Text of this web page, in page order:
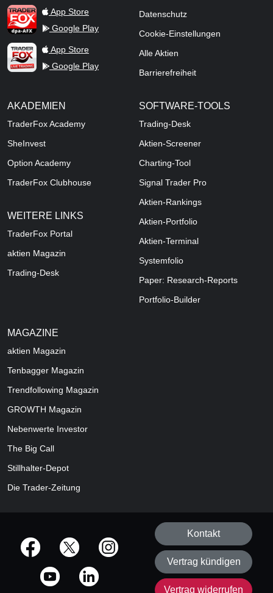
TraderFox dpa-AFX ProFeed
App Store
Google Play
TraderFox Live Trading
App Store
Google Play
Datenschutz
Cookie-Einstellungen
Alle Aktien
Barrierefreiheit
AKADEMIEN
TraderFox Academy
SheInvest
Option Academy
TraderFox Clubhouse
WEITERE LINKS
TraderFox Portal
aktien Magazin
Trading-Desk
SOFTWARE-TOOLS
Trading-Desk
Aktien-Screener
Charting-Tool
Signal Trader Pro
Aktien-Rankings
Aktien-Portfolio
Aktien-Terminal
Systemfolio
Paper: Research-Reports
Portfolio-Builder
MAGAZINE
aktien Magazin
Tenbagger Magazin
Trendfollowing Magazin
GROWTH Magazin
Nebenwerte Investor
The Big Call
Stillhalter-Depot
Die Trader-Zeitung
offizielle Social Media-Accounts
Kontakt
Vertrag kündigen
Vertrag widerrufen